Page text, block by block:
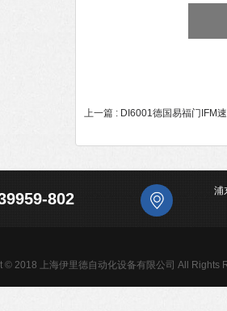
上一篇 : DI6001德国易福门IFM
802 浦
© 2018 上海伊里德自动化设备有限公司 All Rights